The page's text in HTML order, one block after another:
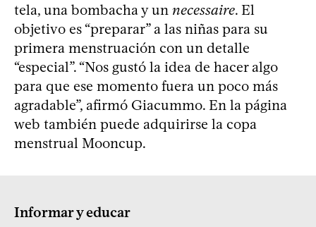
tela, una bombacha y un necessaire. El
objetivo es “preparar” a las niñas para su
primera menstruación con un detalle
“especial”. “Nos gustó la idea de hacer algo
para que ese momento fuera un poco más
agradable”, afirmó Giacummo. En la página
web también puede adquirirse la copa
menstrual Mooncup.
Informar y educar